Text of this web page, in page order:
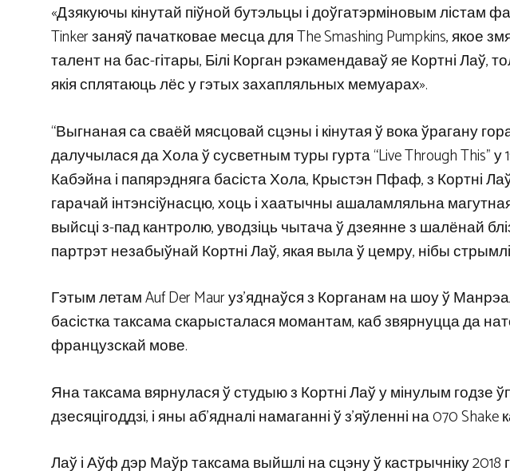
«Дзякуючы кінутай піўной бутэльцы і доўгатэрміновым лістам
Tinker заняў пачатковае месца для The Smashing Pumpkins, якое
талент на бас-гітары, Білі Корган рэкамендаваў яе Кортні Лаў,
якія сплятаюць лёс у гэтых захапляльных мемуарах».
“Выгнаная са сваёй мясцовай сцэны і кінутая ў вока ўрагану
далучылася да Хола ў сусветным туры гурта “Live Through This” у
Кабэйна і папярэдняга басіста Хола, Крыстэн Пфаф, з Кортні
гарачай інтэнсіўнасцю, хоць і хаатычны ашаламляльна
выйсці з-пад кантролю, уводзіць чытача ў дзеянне з шалёнай
партрэт незабыўнай Кортні Лаў, якая выла ў цемру, нібы
Гэтым летам Auf Der Maur уз’яднаўся з Корганам на шоу ў
басістка таксама скарысталася момантам, каб звярнуцца да
французскай мове.
Яна таксама вярнулася ў студыю з Кортні Лаў у мінулым
дзесяцігоддзі, і яны аб’ядналі намаганні ў з’яўленні на 070 Shake
Лаў і Аўф дэр Маўр таксама выйшлі на сцэну ў кастрычніку